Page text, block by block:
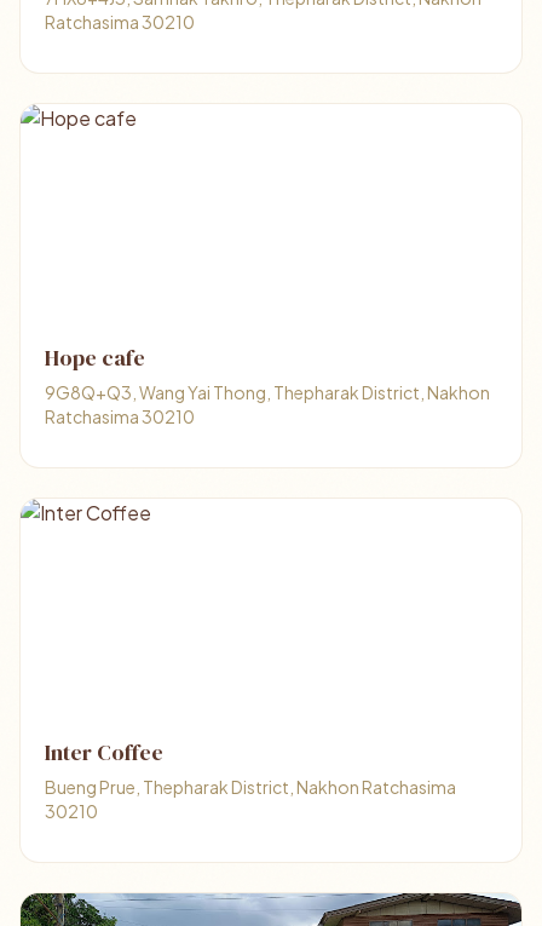
Ratchasima 30210
Hope cafe
9G8Q+Q3, Wang Yai Thong, Thepharak District, Nakhon
Ratchasima 30210
Inter Coffee
Bueng Prue, Thepharak District, Nakhon Ratchasima
30210